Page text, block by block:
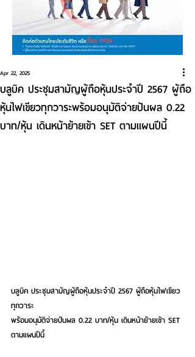
บลูบิค ประชุมสามัญผู้ถือหุ้นประจำปี 2567 ผู้ถือ
หุ้นไฟเขียวทุกวาระพร้อมอนุมัติจ่ายปันผล 0.22
บาท/หุ้น เดินหน้าย้ายเข้า SET ตามแผนปีนี้
Apr 22, 2025
บลูบิค ประชุมสามัญผู้ถือหุ้นประจำปี 2567 ผู้ถือหุ้นไฟเขียว
ทุกวาระ
พร้อมอนุมัติจ่ายปันผล 0.22 บาท/หุ้น เดินหน้าย้ายเข้า SET
ตามแผนปีนี้